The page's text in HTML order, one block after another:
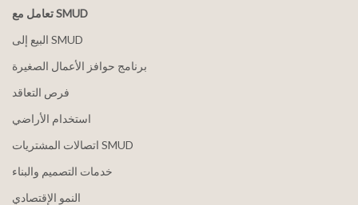
تعامل مع SMUD
البيع إلى SMUD
برنامج حوافز الأعمال الصغيرة
فرص التعاقد
استخدام الأراضي
اتصالات المشتريات SMUD
خدمات التصميم والبناء
النمو الإقتصادي